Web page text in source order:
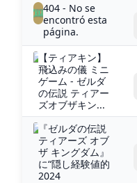
404 - No se
encontró esta
página.
【ティアキン】
飛込みの儀 ミニ
ゲーム - ゼルダ
の伝説 ティアー
ズオブザキン...
『ゼルダの伝説
ティアーズ オブ
ザ キングダム』
に“隠し経験値的
2024